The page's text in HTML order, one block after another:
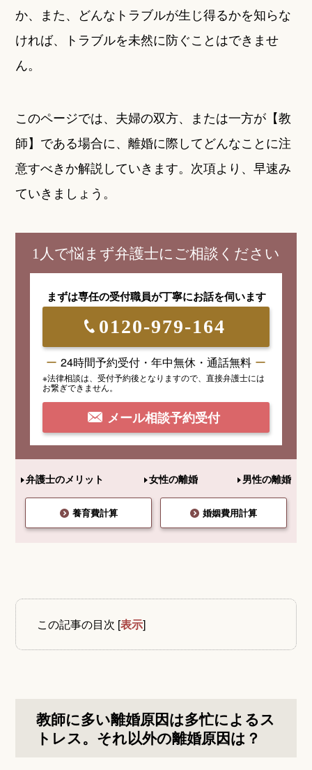
か、また、どんなトラブルが生じ得るかを知らな
ければ、トラブルを未然に防ぐことはできませ
ん。
このページでは、夫婦の双方、または一方が【教
師】である場合に、離婚に際してどんなことに注
意すべきか解説していきます。次項より、早速み
ていきましょう。
1人で悩まず弁護士にご相談ください
まずは専任の受付職員が丁寧にお話を伺います
0120-979-164
24時間予約受付・年中無休・通話無料
※法律相談は、受付予約後となりますので、 直接弁護士には
お繋ぎできません。
メール相談予約受付
弁護士のメリット 女性の離婚 男性の離婚
養育費計算 婚姻費用計算
この記事の目次 [表示]
教師に多い離婚原因は多忙によるス
トレス。それ以外の離婚原因は？